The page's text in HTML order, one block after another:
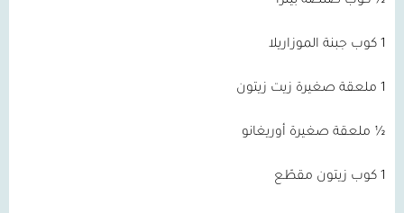
1 كوب جبنة الموزاريلا
1 ملعقة صغيرة زيت زيتون
½ ملعقة صغيرة أوريغانو
1 كوب زيتون مقطّع